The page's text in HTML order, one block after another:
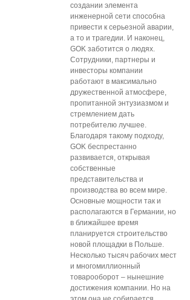
создании элемента
инженерной сети способна
привести к серьезной аварии,
а то и трагедии. И наконец,
GOK заботится о людях.
Сотрудники, партнеры и
инвесторы компании
работают в максимально
дружественной атмосфере,
пропитанной энтузиазмом и
стремлением дать
потребителю лучшее.
Благодаря такому подходу,
GOK беспрестанно
развивается, открывая
собственные
представительства и
производства во всем мире.
Основные мощности так и
располагаются в Германии, но
в ближайшее время
планируется строительство
новой площадки в Польше.
Несколько тысяч рабочих мест
и многомиллионный
товарооборот – нынешние
достижения компании. Но на